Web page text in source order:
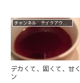
デカくて、固くて、甘
ン